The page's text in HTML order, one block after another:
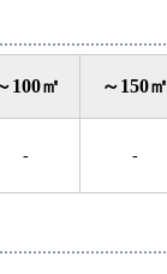
100㎡ ～150㎡
- -